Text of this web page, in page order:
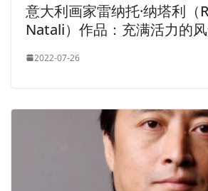
意大利画家雷纳托·纳塔利（
Natali）作品：充满活力的
2022-07-26